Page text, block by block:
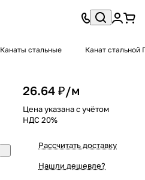
Канаты стальные Канат
26.64 ₽/м
Цена указана с учётом
НДС 20%
Рассчитать доставку
Нашли дешевле?